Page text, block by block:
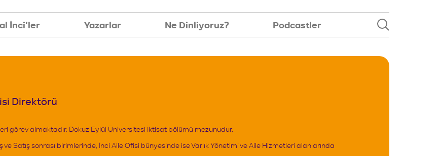
İnci'ler
Yazarlar
Ne Dinliyoruz?
Podcastler
Direktörü
görev almaktadır. Dokuz Eylül Üniversitesi İktisat bölümü mezunudur.
ve Satış sonrası birimlerinde, İnci Aile Ofisi bünyesinde ise Varlık Yönetimi ve Aile Hizmetleri alanlarında